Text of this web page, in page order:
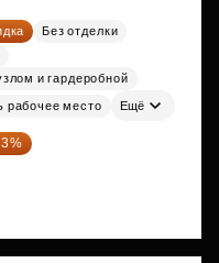
Без отделки
и гардеробной
рабочее место Ещё